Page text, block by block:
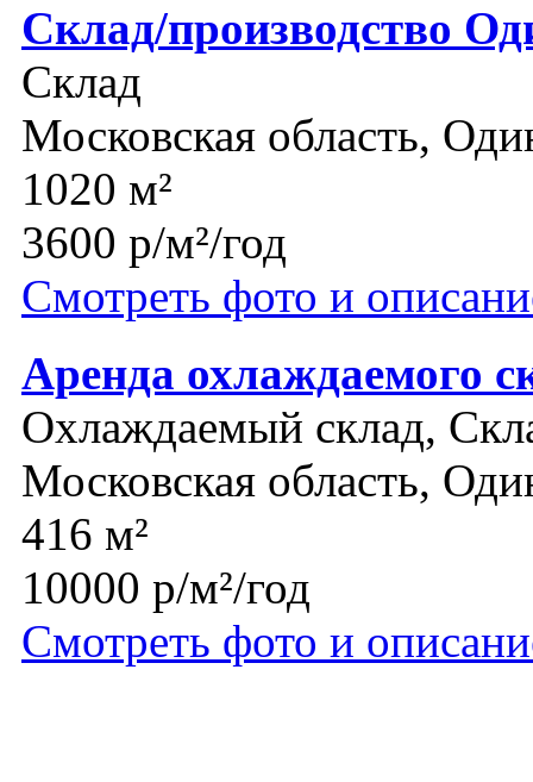
Склад/производство
Склад
Московская область,
1020 м²
3600 р/м²/год
Смотреть фото и
Аренда охлаждаемого
Охлаждаемый склад,
Московская область,
416 м²
10000 р/м²/год
Смотреть фото и